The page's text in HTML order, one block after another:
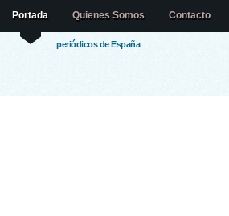
periódicos de España
Portada Quienes Somos Contacto